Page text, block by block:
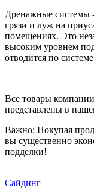
Дренажные системы -
грязи и луж на
помещениях. Это
высоким уровнем
отводится по
Все товары
представлены в
Важно: Покупая
вы существенно
подделки!
Сайдинг